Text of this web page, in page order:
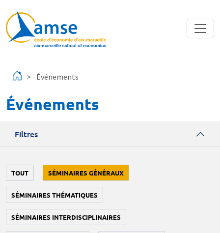
Événements
Événements
Filtres
TOUT SÉMINAIRES GÉNÉRAUX
SÉMINAIRES THÉMATIQUES
SÉMINAIRES INTERDISCIPLINAIRES